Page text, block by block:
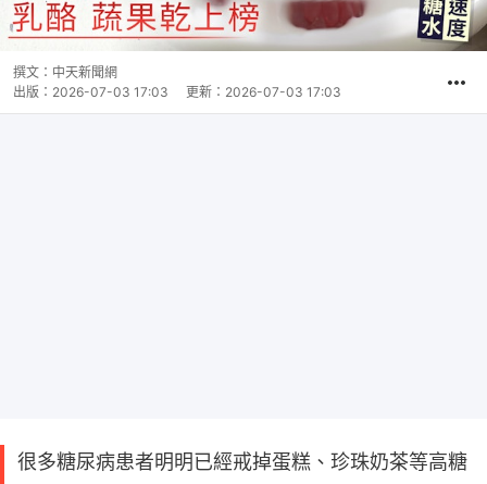
撰文： 中天新聞網
出版： 2026-07-03 17:03 更新： 2026-07-03 17:03
很多糖尿病患者明明已經戒掉蛋糕、珍珠奶茶等高糖